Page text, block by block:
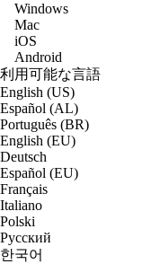
Windows
Mac
iOS
Android
利用可能な言語
English (US)
Español (AL)
Português (BR)
English (EU)
Deutsch
Español (EU)
Français
Italiano
Polski
Русский
한국어